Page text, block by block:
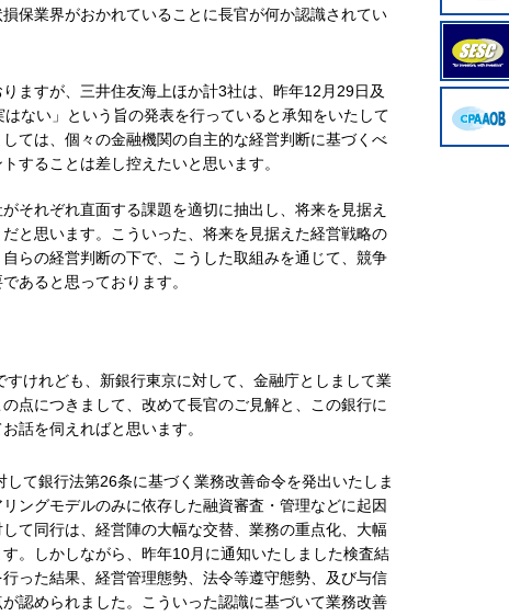
保業界がおかれていることに長官が何か認識されてい
ますが、三井住友海上ほか計3社は、昨年12月29日及
ない」という旨の発表を行っていると承知をいたして
ては、個々の金融機関の自主的な経営判断に基づくべ
することは差し控えたいと思います。
それぞれ直面する課題を適切に抽出し、将来を見据え
と思います。こういった、将来を見据えた経営戦略の
らの経営判断の下で、こうした取組みを通じて、競争
あると思っております。
けれども、新銀行東京に対して、金融庁としまして業
点につきまして、改めて長官のご見解と、この銀行に
話を伺えればと思います。
て銀行法第26条に基づく業務改善命令を発出いたしま
ングモデルのみに依存した融資審査・管理などに起因
て同行は、経営陣の大幅な交替、業務の重点化、大幅
。しかしながら、昨年10月に通知いたしました検査結
った結果、経営管理態勢、法令等遵守態勢、及び与信
認められました。こういった認識に基づいて業務改善